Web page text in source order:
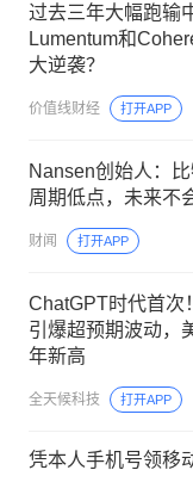
过去三年大幅跑输
Lumentum和
大逆袭？
价值线财经 打开APP
Nansen创始人：
周期低点，未来不
财闻 打开APP
ChatGPT时代首次
引爆超预期波动，
年新高
全天候科技 打开APP
凭本人手机号领移